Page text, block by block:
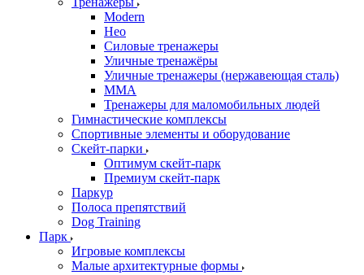
Modern
Нео
Силовые тренажеры
Уличные тренажёры
Уличные тренажеры (нержавеющая сталь)
ММА
Тренажеры для маломобильных людей
Гимнастические комплексы
Спортивные элементы и оборудование
Скейт-парки
Оптимум скейт-парк
Премиум скейт-парк
Паркур
Полоса препятствий
Dog Training
Парк
Игровые комплексы
Малые архитектурные формы